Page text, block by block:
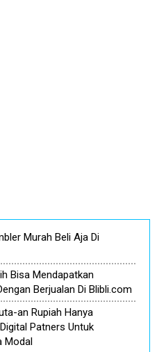
Murah Beli Aja Di
Bisa Mendapatkan
Berjualan Di Blibli.com
an Rupiah Hanya
Patners Untuk
Modal